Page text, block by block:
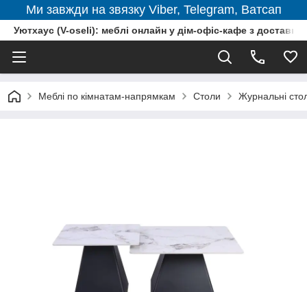
Ми завжди на звязку Viber, Telegram, Ватсап
Уютхаус (V-oseli): меблі онлайн у дім-офіс-кафе з
Меблі по кімнатам-напрямкам Столи Журнальні